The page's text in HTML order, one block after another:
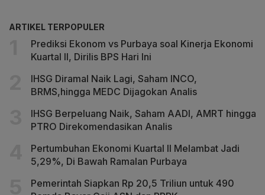
ARTIKEL TERPOPULER
Prediksi Ekonom vs Purbaya soal Kinerja Ekonomi
Kuartal II, Dirilis BPS Hari Ini
IHSG Diramal Naik Lagi, Saham INCO,
BRMS,hingga MEDC Dijagokan Analis
IHSG Berpeluang Naik, Saham AADI, AMRT hingga
PTRO Direkomendasikan Analis
Pertumbuhan Ekonomi Kuartal II Melambat Jadi
5,29%, Di Bawah Ramalan Purbaya
Pemerintah Siapkan Rp 20,5 Triliun untuk 490